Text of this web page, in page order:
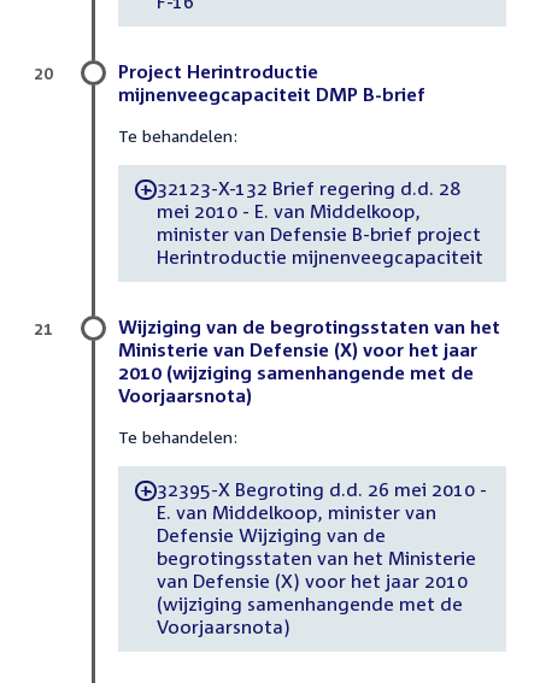
Project Herintroductie
mijnenveegcapaciteit DMP B-brief
Te behandelen:
-32123-X-132 Brief regering d.d. 28
mei 2010 - E. van Middelkoop,
minister van Defensie B-brief project
Herintroductie mijnenveegcapaciteit
20
Wijziging van de begrotingsstaten van het
Ministerie van Defensie (X) voor het jaar
2010 (wijziging samenhangende met de
Voorjaarsnota)
Te behandelen:
-32395-X Begroting d.d. 26 mei 2010 -
E. van Middelkoop, minister van
Defensie Wijziging van de
begrotingsstaten van het Ministerie
van Defensie (X) voor het jaar 2010
(wijziging samenhangende met de
Voorjaarsnota)
21